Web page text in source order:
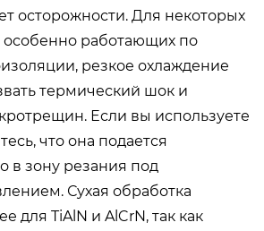
осторожности. Для некоторых
особенно работающих по
резкое охлаждение
термический шок и
Если вы используете
что она подается
в зону резания под
Сухая обработка
для TiAlN и AlCrN, так как